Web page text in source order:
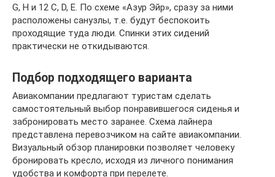
G, H и 12 C, D, E. По схеме «Азур Эйр», сразу за ними
расположены санузлы, т.е. будут беспокоить
проходящие туда люди. Спинки этих сидений
практически не откидываются.
Подбор подходящего варианта
Авиакомпании предлагают туристам сделать
самостоятельный выбор понравившегося сиденья и
забронировать место заранее. Схема лайнера
представлена перевозчиком на сайте авиакомпании.
Визуальный обзор планировки позволяет человеку
бронировать кресло, исходя из личного понимания
удобства и комфорта при перелете.